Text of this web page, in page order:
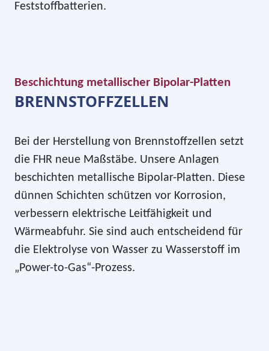
Feststoffbatterien.
Beschichtung metallischer Bipolar-Platten
BRENNSTOFFZELLEN
Bei der Herstellung von Brennstoffzellen setzt
die FHR neue Maßstäbe. Unsere Anlagen
beschichten metallische Bipolar-Platten. Diese
dünnen Schichten schützen vor Korrosion,
verbessern elektrische Leitfähigkeit und
Wärmeabfuhr. Sie sind auch entscheidend für
die Elektrolyse von Wasser zu Wasserstoff im
„Power-to-Gas“-Prozess.